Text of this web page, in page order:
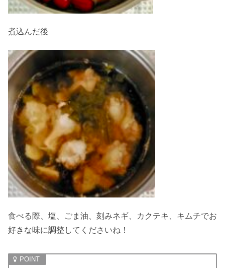
煮込んだ後
食べる際、塩、ごま油、刻みネギ、カクテキ、キムチでお
好きな味に調整してくださいね！